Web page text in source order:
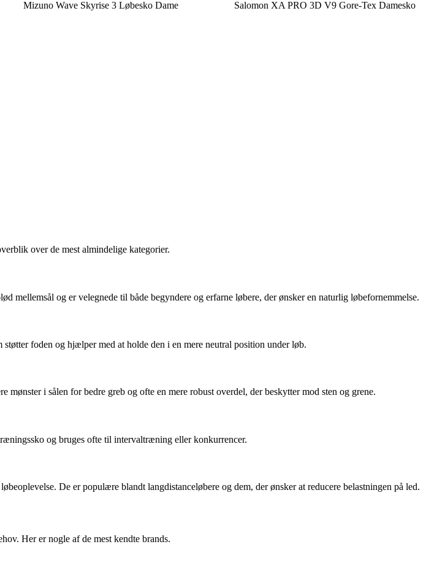
Mizuno Wave Skyrise 3 Løbesko Dame Salomon XA PRO 3D V9 Gore-Tex Damesko
over de mest almindelige kategorier.
og er velegnede til både begyndere og erfarne løbere, der ønsker en naturlig løbefornemmelse.
foden og hjælper med at holde den i en mere neutral position under løb.
i sålen for bedre greb og ofte en mere robust overdel, der beskytter mod sten og grene.
og bruges ofte til intervaltræning eller konkurrencer.
De er populære blandt langdistanceløbere og dem, der ønsker at reducere belastningen på led.
Her er nogle af de mest kendte brands.